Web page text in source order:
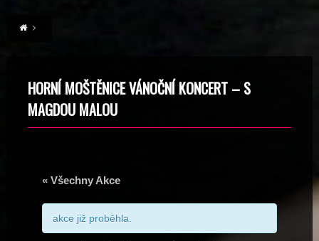
HORNÍ MOŠTĚNICE VÁNOČNÍ KONCERT – S
MAGDOU MALOU
« Všechny Akce
akce již proběhla.